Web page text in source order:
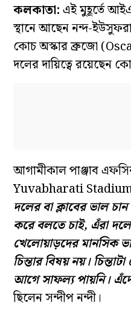
কলকাতা:এই মুহূর্তে
স্থানে আছেন নন্দ-
কোচ অস্কার ব্রুজো
দলের দায়িত্বে রয়েছেন
আগামীকাল পাঞ্জাব
Yuvabharati Stadium)
দলের বা ক্লাবের ভাল
করে বলতে চাই, এঁরা
খেলোয়াড়দের মানসিক
চিন্তার বিষয় নয়।
আগে সাফল্য পায়নি।
ছিলেন সন্দীপ নন্দী।